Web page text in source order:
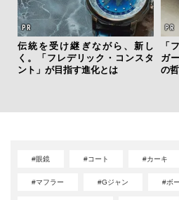
伝統を受け継ぎながら、新し
く。「フレデリック・コンスタ
ント」が目指す進化とは
「
ガ
の
#眼鏡 #コート #カーキ
#マフラー #Gジャン #ボ